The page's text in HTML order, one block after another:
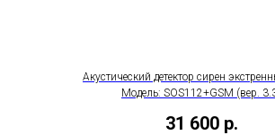
Акустический детектор сирен
Модель: SOS112+GSM (вер.
31 600 р.